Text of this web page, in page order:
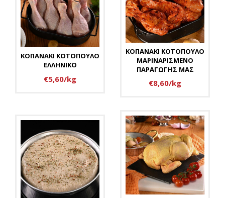
ΚΟΠΑΝΑΚΙ ΚΟΤΟΠΟΥΛΟ
ΕΛΛΗΝΙΚΟ
€5,60/kg
ΚΟΠΑΝΑΚΙ ΚΟΤΟΠΟΥΛΟ
ΜΑΡΙΝΑΡΙΣΜΕΝΟ
ΠΑΡΑΓΩΓΗΣ ΜΑΣ
€8,60/kg